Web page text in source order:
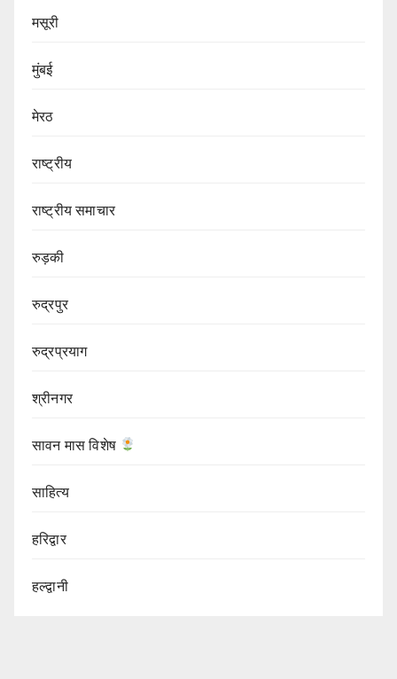
मसूरी
मुंबई
मेरठ
राष्ट्रीय
राष्ट्रीय समाचार
रुड़की
रुद्रपुर
रुद्रप्रयाग
श्रीनगर
सावन मास विशेष
साहित्य
हरिद्वार
हल्द्वानी